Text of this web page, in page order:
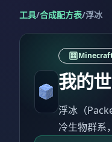
工具/合成配方表/浮冰
我的
浮冰（
冷生物群系